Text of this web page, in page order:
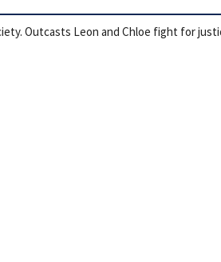
Outcasts Leon and Chloe fight for